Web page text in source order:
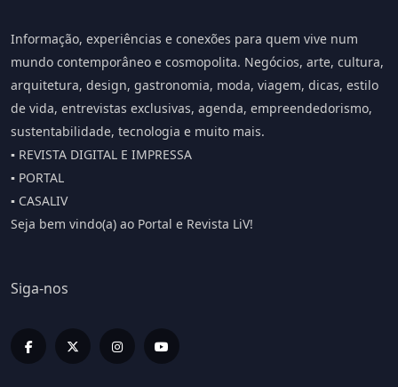
Informação, experiências e conexões para quem vive num
mundo contemporâneo e cosmopolita. Negócios, arte, cultura,
arquitetura, design, gastronomia, moda, viagem, dicas, estilo
de vida, entrevistas exclusivas, agenda, empreendedorismo,
sustentabilidade, tecnologia e muito mais.
▪️ REVISTA DIGITAL E IMPRESSA
▪️ PORTAL
▪️ CASALIV
Seja bem vindo(a) ao Portal e Revista LiV!
Siga-nos